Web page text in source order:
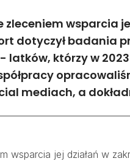
wsparcia
dotyczył badania
którzy w
mediach, a
wsparcia jej działań w